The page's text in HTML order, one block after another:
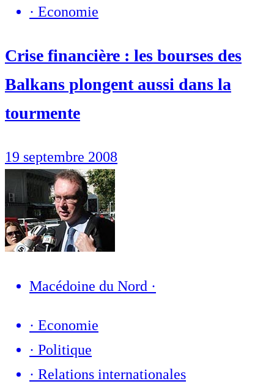
· Economie
Crise financière : les bourses des
Balkans plongent aussi dans la
tourmente
19 septembre 2008
Macédoine du Nord ·
· Economie
· Politique
· Relations internationales